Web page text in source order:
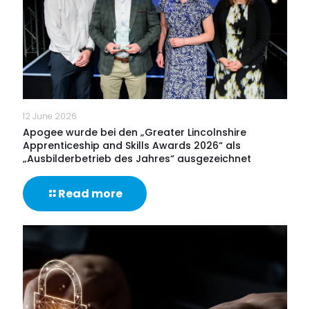
der
digitalen
Nutzererfahrung
an
vorderster
Front
12 June 2026
Apogee wurde bei den „Greater Lincolnshire
Apprenticeship and Skills Awards 2026“ als
„Ausbilderbetrieb des Jahres“ ausgezeichnet
Read more-
Apogee